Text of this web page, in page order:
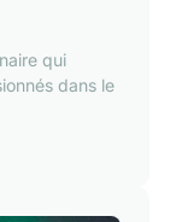
qui
dans le